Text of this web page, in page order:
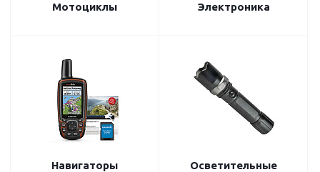
Мотоциклы Электроника
Навигаторы
Осветительные